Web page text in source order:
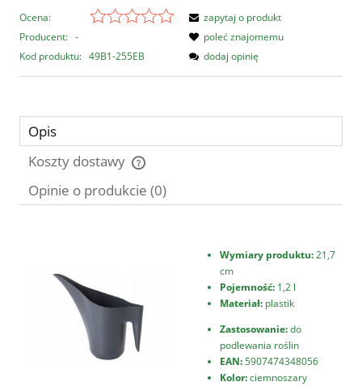
Ocena:
Producent: -
Kod produktu: 49B1-255EB
zapytaj o produkt
poleć znajomemu
dodaj opinię
Opis
Koszty dostawy
Cena nie zawiera ewentualnych kosztów płatności
Opinie o produkcie (0)
Wymiary produktu:21,7
cm
Pojemność: 1,2 l
Materiał: plastik
Zastosowanie:do
podlewania roślin
EAN:5907474348056
Kolor:ciemnoszary